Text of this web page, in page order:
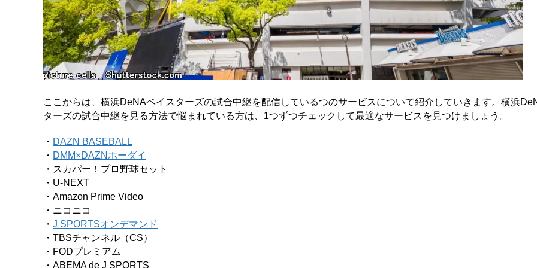
ここからは、横浜DeNAベイスターズの試合中継を配信しているつのサービスについて紹介していきます。横浜
ターズの試合中継を見る方法で悩まれている方は、1つずつチェックして最適なサービスを見つけましょう。
・ DAZN BASEBALL
・ DMM×DAZNホーダイ
・スカパー！プロ野球セット
・U-NEXT
・Amazon Prime Video
・ニコニコ
・ J SPORTSオンデマンド
・TBSチャンネル（CS）
・FODプレミアム
・ABEMA de J SPORTS